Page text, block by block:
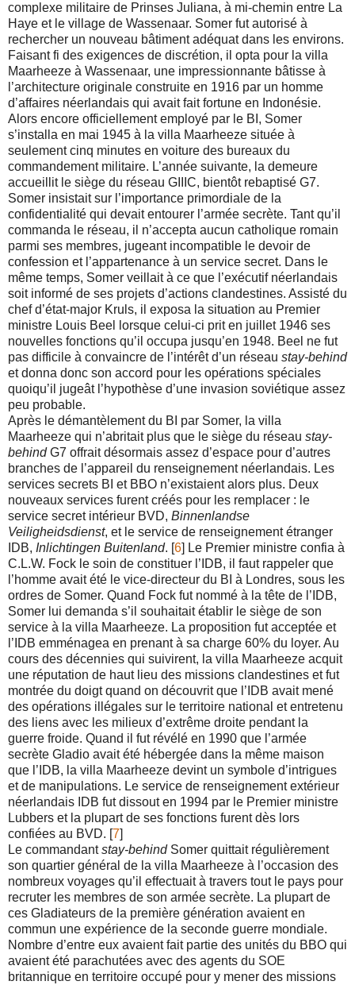
complexe militaire de Prinses Juliana, à mi-chemin entre La
Haye et le village de Wassenaar. Somer fut autorisé à
rechercher un nouveau bâtiment adéquat dans les environs.
Faisant fi des exigences de discrétion, il opta pour la villa
Maarheeze à Wassenaar, une impressionnante bâtisse à
l’architecture originale construite en 1916 par un homme
d’affaires néerlandais qui avait fait fortune en Indonésie.
Alors encore officiellement employé par le BI, Somer
s’installa en mai 1945 à la villa Maarheeze située à
seulement cinq minutes en voiture des bureaux du
commandement militaire. L’année suivante, la demeure
accueillit le siège du réseau GIIIC, bientôt rebaptisé G7.
Somer insistait sur l’importance primordiale de la
confidentialité qui devait entourer l’armée secrète. Tant qu’il
commanda le réseau, il n’accepta aucun catholique romain
parmi ses membres, jugeant incompatible le devoir de
confession et l’appartenance à un service secret. Dans le
même temps, Somer veillait à ce que l’exécutif néerlandais
soit informé de ses projets d’actions clandestines. Assisté du
chef d’état-major Kruls, il exposa la situation au Premier
ministre Louis Beel lorsque celui-ci prit en juillet 1946 ses
nouvelles fonctions qu’il occupa jusqu’en 1948. Beel ne fut
pas difficile à convaincre de l’intérêt d’un réseau stay-behind
et donna donc son accord pour les opérations spéciales
quoiqu’il jugeât l’hypothèse d’une invasion soviétique assez
peu probable.
Après le démantèlement du BI par Somer, la villa
Maarheeze qui n’abritait plus que le siège du réseau stay-
behindG7 offrait désormais assez d’espace pour d’autres
branches de l’appareil du renseignement néerlandais. Les
services secrets BI et BBO n’existaient alors plus. Deux
nouveaux services furent créés pour les remplacer : le
service secret intérieur BVD, Binnenlandse
Veiligheidsdienst, et le service de renseignement étranger
IDB, Inlichtingen Buitenland. [6] Le Premier ministre confia à
C.L.W. Fock le soin de constituer l’IDB, il faut rappeler que
l’homme avait été le vice-directeur du BI à Londres, sous les
ordres de Somer. Quand Fock fut nommé à la tête de l’IDB,
Somer lui demanda s’il souhaitait établir le siège de son
service à la villa Maarheeze. La proposition fut acceptée et
l’IDB emménagea en prenant à sa charge 60% du loyer. Au
cours des décennies qui suivirent, la villa Maarheeze acquit
une réputation de haut lieu des missions clandestines et fut
montrée du doigt quand on découvrit que l’IDB avait mené
des opérations illégales sur le territoire national et entretenu
des liens avec les milieux d’extrême droite pendant la
guerre froide. Quand il fut révélé en 1990 que l’armée
secrète Gladio avait été hébergée dans la même maison
que l’IDB, la villa Maarheeze devint un symbole d’intrigues
et de manipulations. Le service de renseignement extérieur
néerlandais IDB fut dissout en 1994 par le Premier ministre
Lubbers et la plupart de ses fonctions furent dès lors
confiées au BVD. [7]
Le commandantstay-behindSomer quittait régulièrement
son quartier général de la villa Maarheeze à l’occasion des
nombreux voyages qu’il effectuait à travers tout le pays pour
recruter les membres de son armée secrète. La plupart de
ces Gladiateurs de la première génération avaient en
commun une expérience de la seconde guerre mondiale.
Nombre d’entre eux avaient fait partie des unités du BBO qui
avaient été parachutées avec des agents du SOE
britannique en territoire occupé pour y mener des missions